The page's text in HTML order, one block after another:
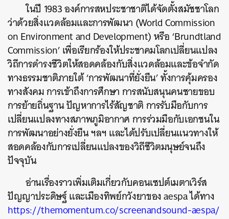
ในปี 1983 องค์การสหประชาชาติได้จัดตั้งสมัชชาโลก
ว่าด้วยสิ่งแวดล้อมและการพัฒนา (World Commission
on Environment and Development) หรือ ‘Brundtland
Commission’ เพื่อเรียกร้องให้ประชาคมโลกเปลี่ยนแปลง
วิถีการดำรงชีวิตให้สอดคล้องกับสิ่งแวดล้อมและข้อจำกัด
ทางธรรมชาติภายใต้ ‘การพัฒนาที่ยั่งยืน’ ทั้งการคุ้มครอง
ทางสังคม การเข้าถึงการศึกษา การสนับสนุนคนชายขอบ
การย้ายถิ่นฐาน ปัญหาการไร้สัญชาติ การรับมือกับการ
เปลี่ยนแปลงทางสภาพภูมิอากาศ การร่วมมือกับเอกชนใน
การพัฒนาอย่างยั่งยืน ฯลฯ และได้ปรับเปลี่ยนแนวทางให้
สอดคล้องกับการเปลี่ยนแปลงของวิถีชีวิตมนุษย์จนถึง
ปัจจุบัน
อ่านเรื่องราวเพิ่มเติมเกี่ยวกับคอนเซปต์เมตาเวิร์ส
ปัญญาประดิษฐ์ และเมืองทิพย์กวังยาของ aespa ได้ทาง
https://themomentum.co/screenandsound-aespa/